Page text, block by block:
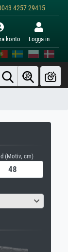
4257 29415
konto Logga in
(Motiv, cm)